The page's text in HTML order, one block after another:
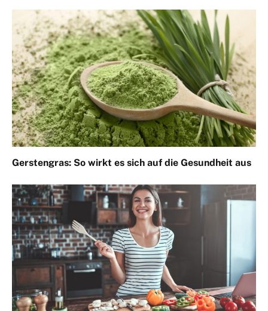
Gerstengras: So wirkt es sich auf die Gesundheit aus